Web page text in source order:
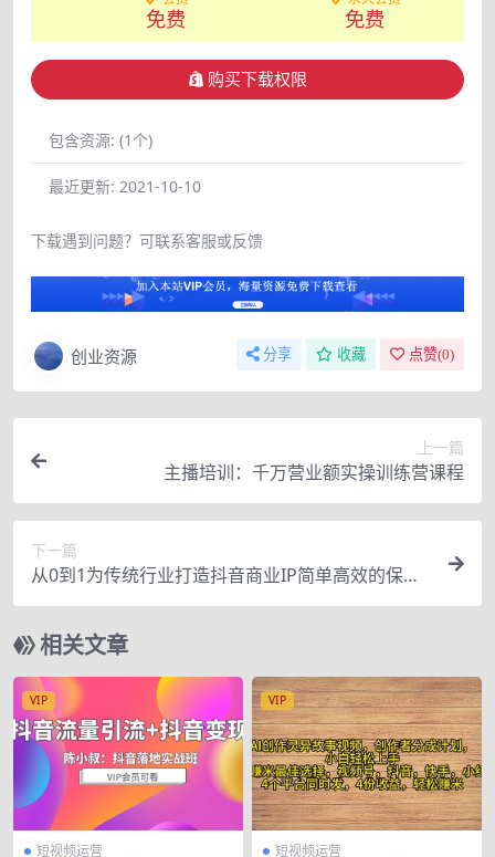
免费 免费
购买下载权限
包含资源: (1个)
最近更新: 2021-10-10
下载遇到问题？可联系客服或反馈
创业资源 分享 收藏 点赞(0)
上一篇
主播培训：千万营业额实操训练营课程
下一篇
从0到1为传统行业打造抖音商业IP简单高效的保姆
级攻略
相关文章
VIP
短视频运营
VIP
短视频运营